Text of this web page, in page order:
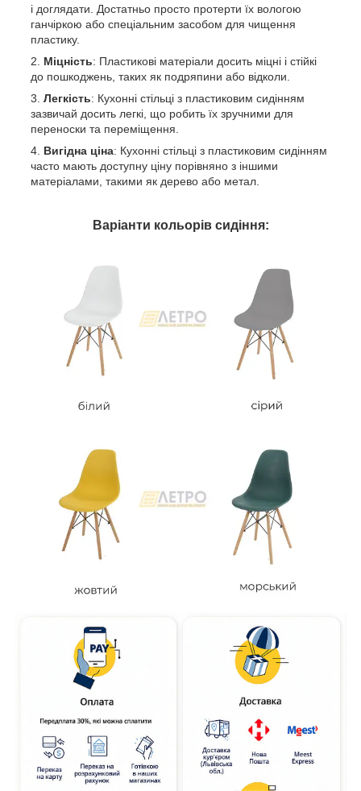
і доглядати. Достатньо просто протерти їх вологою
ганчіркою або спеціальним засобом для чищення
пластику.
Міцність: Пластикові матеріали досить міцні і стійкі
до пошкоджень, таких як подряпини або відколи.
Легкість: Кухонні стільці з пластиковим сидінням
зазвичай досить легкі, що робить їх зручними для
переноски та переміщення.
Вигідна ціна: Кухонні стільці з пластиковим сидінням
часто мають доступну ціну порівняно з іншими
матеріалами, такими як дерево або метал.
Варіанти кольорів сидіння: